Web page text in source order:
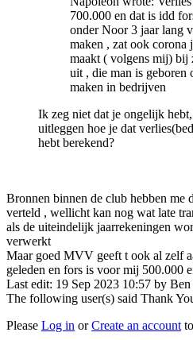
700.000 en dat is idd
onder Noor 3 jaar lang
maken , zat ook corona
maakt ( volgens mij)
uit , die man is geboren
maken in bedrijven
Ik zeg niet dat je ongelijk
uitleggen hoe je dat
hebt berekend?
Bronnen binnen de club hebben me
verteld , wellicht kan nog wat late
als de uiteindelijk jaarrekeningen
verwerkt
Maar goed MVV geeft t ook al zelf
geleden en fors is voor mij 500.000
Last edit: 19 Sep 2023 10:57 by Ben
The following user(s) said Thank
Please Log in orCreate an accountto